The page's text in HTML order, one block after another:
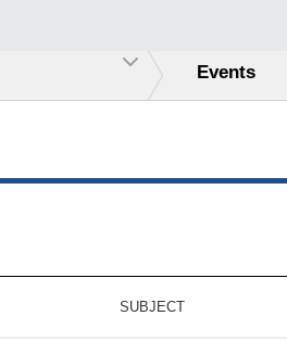
Events
SUBJECT